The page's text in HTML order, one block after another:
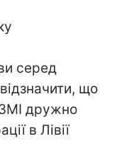
серед
що
дружно
в Лівії